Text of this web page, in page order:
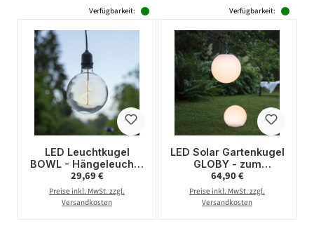
Verfügbarkeit:
LED Leuchtkugel
BOWL - Hängeleuchte
- Filament LED -
12,5cm - Batterie -
Timer - transparent -
Regulärer Preis:
29,69 €
Preise inkl. MwSt. zzgl.
Versandkosten
Verfügbarkeit:
LED Solar Gartenkugel
GLOBY - zum
Aufhängen - H: 29cm,
D: 30cm - 6
warmweiße LED -
Regulärer Preis:
64,90 €
Preise inkl. MwSt. zzgl.
Versandkosten